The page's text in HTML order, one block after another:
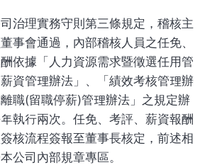
治理實務守則第三條規定，稽核主
事會通過，內部稽核人員之任免、
依據「人力資源需求暨徵選任用管
資管理辦法」、「績效考核管理辦
職(留職停薪)管理辦法」之規定辦
執行兩次。任免、考評、薪資報酬
核流程簽報至董事長核定，前述相
公司內部規章專區。